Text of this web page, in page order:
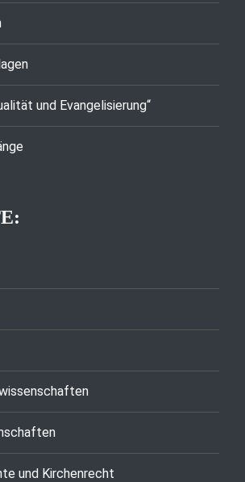
und Evangelisierung“
und Kirchenrecht